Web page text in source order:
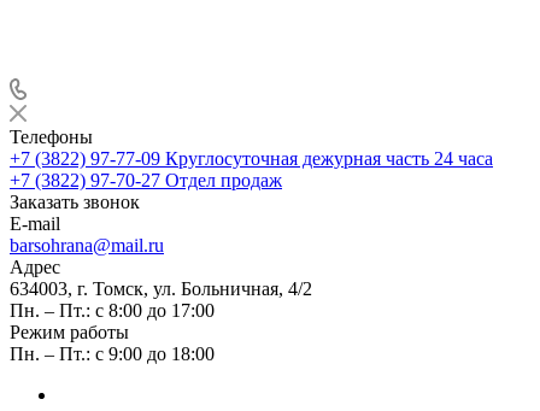
Телефоны
+7 (3822) 97-77-09 Круглосуточная дежурная часть 24 часа
+7 (3822) 97-70-27 Отдел продаж
Заказать звонок
E-mail
barsohrana@mail.ru
Адрес
634003, г. Томск, ул. Больничная, 4/2
Пн. – Пт.: с 8:00 до 17:00
Режим работы
Пн. – Пт.: с 9:00 до 18:00